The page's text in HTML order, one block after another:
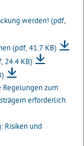
werden! (pdf,
(pdf, 41.7 KB)
24.4 KB)
Regelungen zum
erforderlich
Risiken und